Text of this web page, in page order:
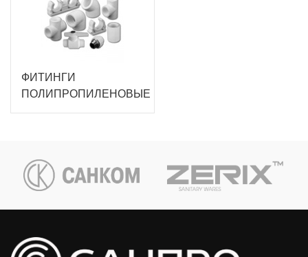
ФИТИНГИ
ПОЛИПРОПИЛЕНОВЫЕ